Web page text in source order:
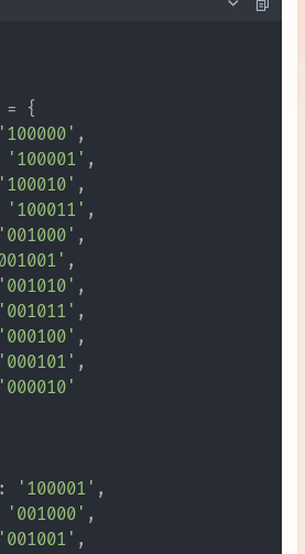
= {
'100000' ,
'100001' ,
'100010' ,
'100011' ,
'001000' ,
,
'001010' ,
'001011' ,
'000100' ,
'000101' ,
'000010'
: '100001' ,
'001000' ,
'001001' ,